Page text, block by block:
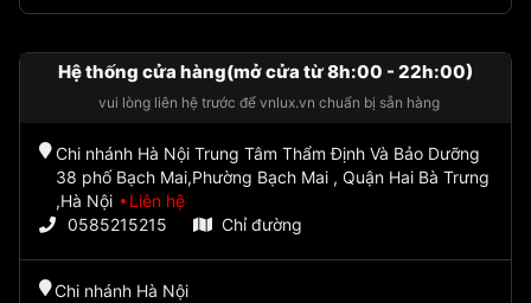
Hệ thống cửa hàng(mở cửa từ 8h:00 - 22h:00)
vui lòng liên hệ trước để vnlux.vn chuẩn bị sẵn hàng
Chi nhánh Hà Nội Trung Tâm Thẩm Định Và Bảo Dưỡng
38 phố Bạch Mai,Phường Bạch Mai , Quận Hai Bà Trưng
,Hà Nội
Liên hệ
0585215215
Chỉ đường
Chi nhánh Hà Nội